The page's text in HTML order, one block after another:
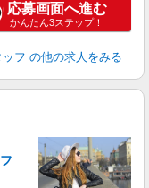
応募画面へ進む
かんたん3ステップ！
フ の他の求人をみる